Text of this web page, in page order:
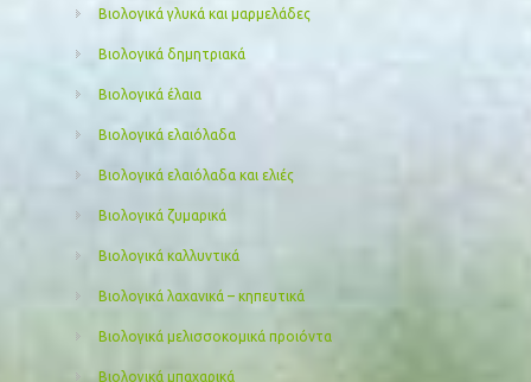
Βιολογικά γλυκά και μαρμελάδες
Βιολογικά δημητριακά
Βιολογικά έλαια
Βιολογικά ελαιόλαδα
Βιολογικά ελαιόλαδα και ελιές
Βιολογικά ζυμαρικά
Βιολογικά καλλυντικά
Βιολογικά λαχανικά – κηπευτικά
Βιολογικά μελισσοκομικά προιόντα
Βιολογικά μπαχαρικά